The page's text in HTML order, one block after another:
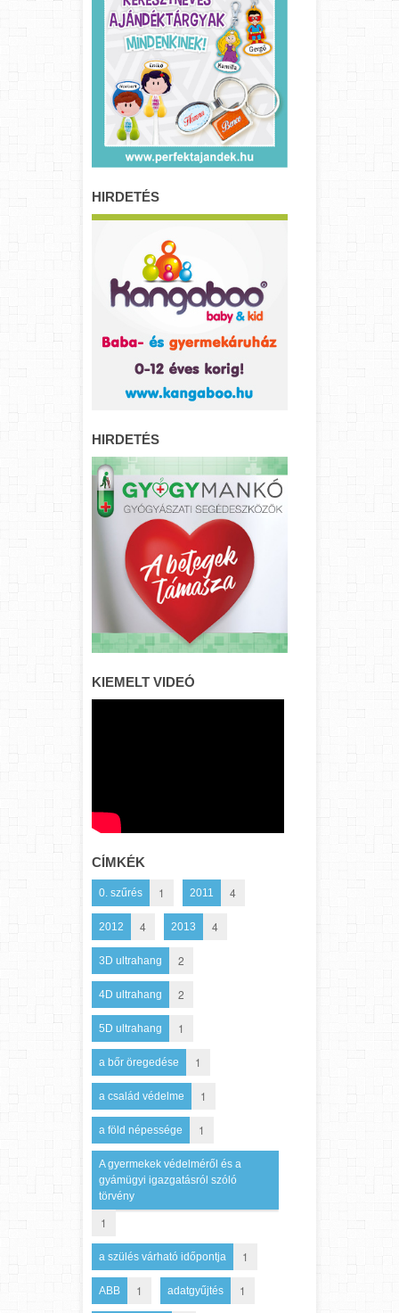
HIRDETÉS
HIRDETÉS
KIEMELT VIDEÓ
CÍMKÉK
0. szűrés 1 2011 4
2012 4 2013 4
3D ultrahang 2
4D ultrahang 2
5D ultrahang 1
a bőr öregedése 1
a család védelme 1
a föld népessége 1
A gyermekek védelméről és a
gyámügyi igazgatásról szóló
törvény
1
a szülés várható időpontja 1
ABB 1 adatgyűjtés 1